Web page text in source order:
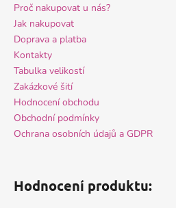
Proč nakupovat u nás?
Jak nakupovat
Doprava a platba
Kontakty
Tabulka velikostí
Zakázkové šití
Hodnocení obchodu
Obchodní podmínky
Ochrana osobních údajů a GDPR
Hodnocení produktu: